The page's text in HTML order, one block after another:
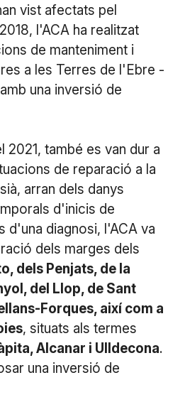
vist afectats pel
l'ACA ha realitzat
de manteniment i
a les Terres de l'Ebre -
una inversió de
2021, també es van dur a
de reparació a la
arran dels danys
d'inicis de
d'una diagnosi, l'ACA va
dels marges dels
dels Penjats, de la
del Llop, de Sant
Forques, així com a
, situats als termes
Alcanar i Ulldecona.
una inversió de